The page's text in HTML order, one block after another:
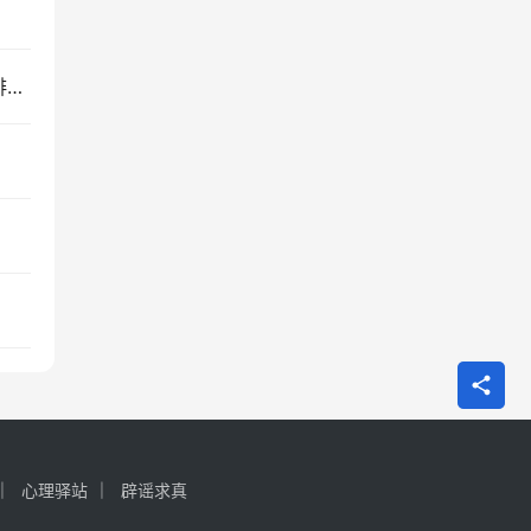
为什么鼻子能闻到上万种气味？400种嗅觉受体的排列组合
心理驿站 辟谣求真